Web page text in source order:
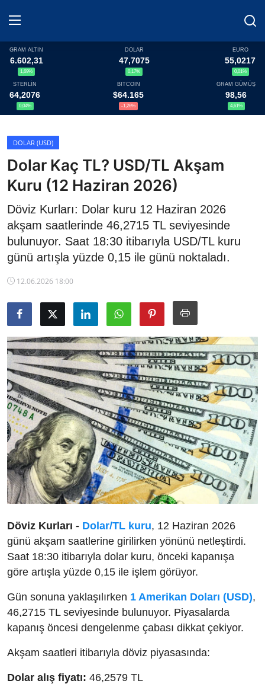
Haberler
Döviz
Altın Fiyatları
Döviz Kurları
Fonlar
Kripto Paralar
Çeviriciler
TCMB Kurları
Emtia Fiyatları
Kapalı Çarşı
Şirket Haberleri
GRAM ALTIN
6.602,31
1,69%
DOLAR
47,7075
0,17%
EURO
55,0217
0,01%
STERLİN
64,2076
0,04%
BITCOIN
$64.165
-1,26%
GRAM GÜMÜŞ
98,56
4,61%
DOLAR (USD)
Dolar Kaç TL? USD/TL Akşam
Kuru (12 Haziran 2026)
Döviz Kurları: Dolar kuru 12 Haziran 2026
akşam saatlerinde 46,2715 TL seviyesinde
bulunuyor. Saat 18:30 itibarıyla USD/TL kuru
günü artışla yüzde 0,15 ile günü noktaladı.
12.06.2026 18:00
Döviz Kurları - Dolar/TL kuru, 12 Haziran 2026
günü akşam saatlerine girilirken yönünü netleştirdi.
Saat 18:30 itibarıyla dolar kuru, önceki kapanışa
göre artışla yüzde 0,15 ile işlem görüyor.
Gün sonuna yaklaşılırken 1 Amerikan Doları (USD),
46,2715 TL seviyesinde bulunuyor. Piyasalarda
kapanış öncesi dengelenme çabası dikkat çekiyor.
Akşam saatleri itibarıyla döviz piyasasında:
Dolar alış fiyatı: 46,2579 TL